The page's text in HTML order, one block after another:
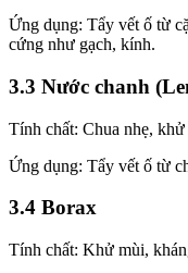
Ứng dụng: Tẩy vết ố từ
cứng như gạch, kính.
3.3 Nước chanh
Tính chất: Chua nhẹ,
Ứng dụng: Tẩy vết ố từ
3.4 Borax
Tính chất: Khử mùi,